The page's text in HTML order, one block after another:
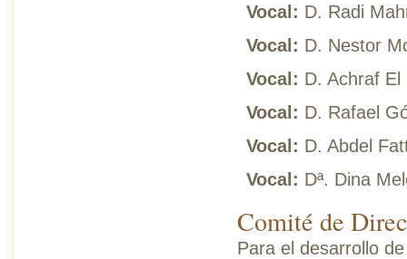
Vocal: D. Radi
Vocal: D. Nestor
Vocal: D. Achraf El
Vocal: D. Rafael
Vocal: D. Abdel
Vocal: Dª. Dina
Comité de
Para el desarrollo